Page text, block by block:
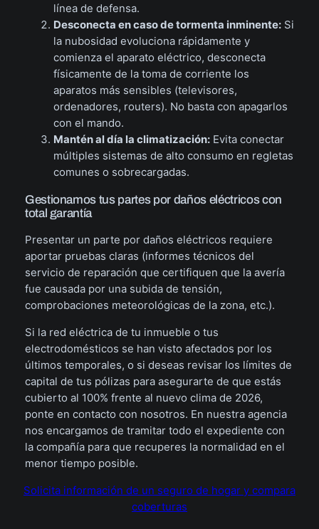
línea de defensa.
Desconecta en caso de tormenta inminente:Si
la nubosidad evoluciona rápidamente y
comienza el aparato eléctrico, desconecta
físicamente de la toma de corriente los
aparatos más sensibles (televisores,
ordenadores, routers). No basta con apagarlos
con el mando.
Mantén al día la climatización:Evita conectar
múltiples sistemas de alto consumo en regletas
comunes o sobrecargadas.
Gestionamos tus partes por daños eléctricos con
total garantía
Presentar un parte por daños eléctricos requiere
aportar pruebas claras (informes técnicos del
servicio de reparación que certifiquen que la avería
fue causada por una subida de tensión,
comprobaciones meteorológicas de la zona, etc.).
Si la red eléctrica de tu inmueble o tus
electrodomésticos se han visto afectados por los
últimos temporales, o si deseas revisar los límites de
capital de tus pólizas para asegurarte de que estás
cubierto al 100% frente al nuevo clima de 2026,
ponte en contacto con nosotros. En nuestra agencia
nos encargamos de tramitar todo el expediente con
la compañía para que recuperes la normalidad en el
menor tiempo posible.
Solicita información de un seguro de hogar y compara
coberturas